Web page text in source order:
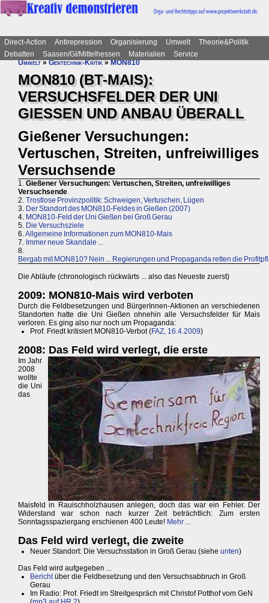
Direct-Action Antirepression Organisierung Umwelt
Theorie&Politik
Debatten
Saasen/GI/Mittelhessen Materialien
Service
Umwelt»Gentechnik-Kritik»MON810
MON810 (BT-MAIS):
VERSUCHSFELDER DER UNI
GIESSEN UND ANBAU ÜBERALL
Gießener Versuchungen:
Vertuschen, Streiten, unfreiwilliges
Versuchsende
1. Gießener Versuchungen: Vertuschen, Streiten, unfreiwilliges
Versuchsende
2. Trostlose Provinzpolitik: Schweigen, Vertuschen, Lügen
3. Der Standort des MON810-Feldes in Gießen (2007)
4. MON810-Feld der Uni Gießen bei Groß Gerau
5. Die Versuchsziele
6.Allgemeine Informationen zum MON810-Mais
7. Immer neue Skandale ...
8.
Bergab mit MON810? Nein ... Regierungen und Propaganda retten die
Die Abläufe (chronologisch rückwärts ... also das Neueste zuerst)
2009: MON810-Mais wird verboten
Durch die Feldbesetzungen und BürgerInnen-Aktionen an verschiedenen
Standorten hatte die Uni Gießen ohnehin alle Versuchsfelder für Mais
verloren. Es ging also nur noch um Propaganda:
Prof. Friedt kritisiert MON810-Verbot (FAZ, 16.4.2009)
2008: Das Feld wird verlegt, die erste
Im Jahr
2008
wollte
die Uni
das
Maisfeld in Rauischholzhausen anlegen, doch das war ein Fehler. Der
Widerstand war schon nach kurzer Zeit beträchtlich: Zum ersten
Sonntagsspaziergang erschienen 400 Leute! Mehr ...
Das Feld wird verlegt, die zweite
Neuer Standort: Die Versuchsstation in Groß Gerau (siehe unten)
Das Feld wird aufgegeben ...
Berichtüber die Feldbesetzung und den Versuchsabbruch in Groß
Gerau
Im Radio: Prof. Friedt im Streitgespräch mit Christof Potthof vom GeN